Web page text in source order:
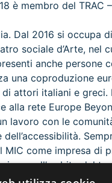
è membro del TRAC
Dal 2016 si occupa
sociale d’Arte, nel
anche persone
una coproduzione
di attori italiani e greci.
alla rete Europe
lavoro con le
MIC come impresa di
nell’ambito del